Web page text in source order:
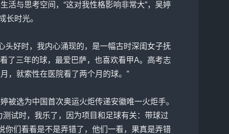
与思考空间，“这对我性格影响非常大”，吴婷
长时光。
好时，我内心涌现的，是一幅古时深闺女子抚
了三年的球，最爱巴萨，也喜欢看甲A。高考志
，就索性在医院看了两个月的球。”
选为中国首次奥运火炬传递安徽唯一火炬手。
试时，我乐了，因为项目和足球有关：带球过
你们看看是不是弄错了，他们一看，果真是弄错